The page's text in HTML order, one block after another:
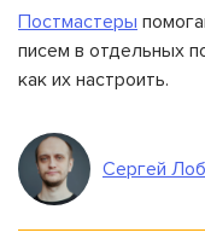
Постмастеры
писем в отдельных
как их настроить.
Сергей